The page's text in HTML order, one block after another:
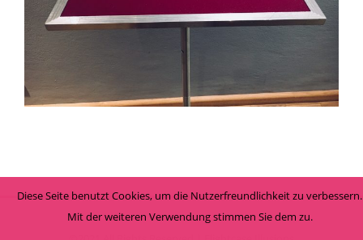
Tische
Diese Seite benutzt Cookies, um die Nutzerfreundlichkeit zu verbessern.
Mit der weiteren Verwendung stimmen Sie dem zu.